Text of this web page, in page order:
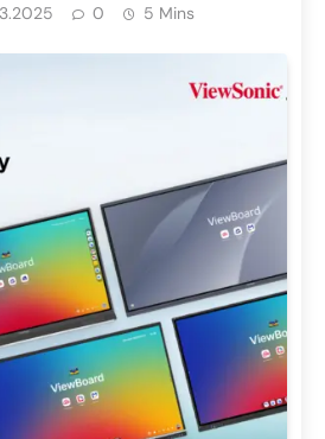
0 5 Mins